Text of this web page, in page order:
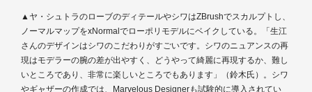
▲ヤ・シュトラのローブのディテールやシワはZBrushでスカルプトし、
ノーマルマップをxNormalでローポリモデルにベイクしている。「生江
さんのデザインはシワのこだわりがすごいです。シワのニュアンスの再
現はモデラーの腕の差が出やすく、どうやって綺麗に再現するか、難し
いところであり、非常に楽しいところでもあります」（鈴木氏）。シワ
やギャザーの作成では、Marvelous Designerも試験的に導入されてい